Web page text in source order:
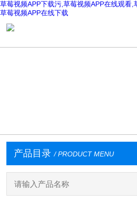
草莓视频APP下载污,草莓视频APP在线观看,
草莓视频APP在线下载
产品目录 / PRODUCT MENU